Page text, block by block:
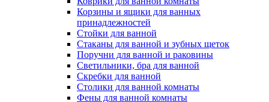
Корзины и ящики для ванных
принадлежностей
Стойки для ванной
Стаканы для ванной и зубных щеток
Поручни для ванной и раковины
Светильники, бра для ванной
Скребки для ванной
Столики для ванной комнаты
Фены для ванной комнаты